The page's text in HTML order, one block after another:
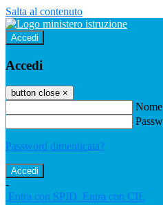
Salta al contenuto
Accedi
Accedi
button close ×
Password dimenticata?
-
Entra con SPID Entra con CIE